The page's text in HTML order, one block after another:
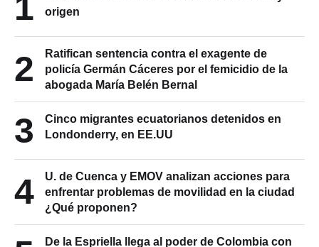
1
Día Internacional de la Cerveza: beneficios y
2
Ratifican sentencia contra el exagente de
policía Germán Cáceres por el femicidio de la
abogada María Belén Bernal
3
Cinco migrantes ecuatorianos detenidos en
4
U. de Cuenca y EMOV analizan acciones para
enfrentar problemas de movilidad en la ciudad
¿Qué proponen?